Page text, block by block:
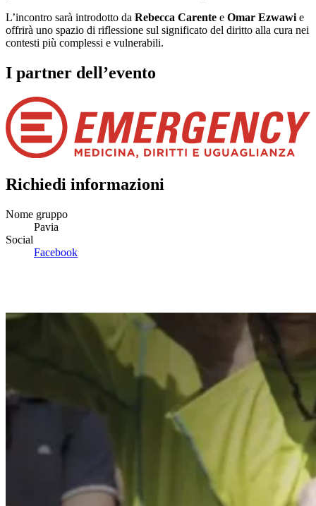
L’incontro sarà introdotto da Rebecca Carente e Omar Ezwawi e
offrirà uno spazio di riflessione sul significato del diritto alla cura nei
contesti più complessi e vulnerabili.
I partner dell’evento
Richiedi informazioni
Nome gruppo
Pavia
Social
Facebook